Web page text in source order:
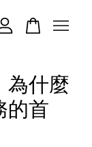
為什麼
的首
的。